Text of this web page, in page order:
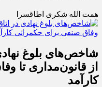
همت الله شکری اطاقسرا
شاخص‌های بلوغ
از قانون‌مداری تا
کارآمد